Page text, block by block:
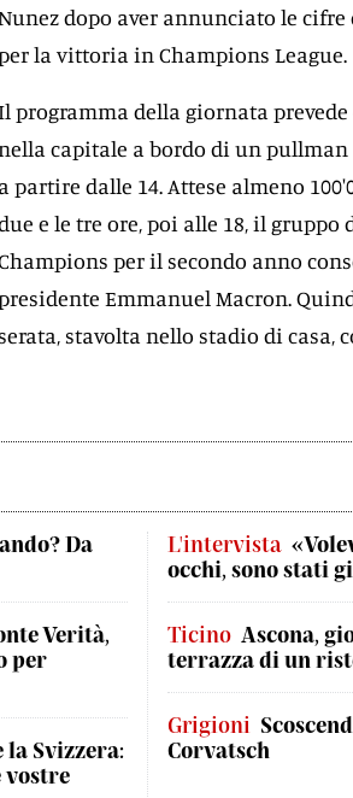
dopo aver annunciato le
la vittoria in Champions League.
programma della giornata
capitale a bordo di un pullman
a partire dalle 14. Attese almeno
e le tre ore, poi alle 18, il
per il secondo anno
Emmanuel Macron.
serata, stavolta nello stadio di casa,
Da
Verità,
per
Svizzera:
vostre
L'intervista
occhi, sono stati
Ticino Ascona,
terrazza di un
Grigioni
Corvatsch